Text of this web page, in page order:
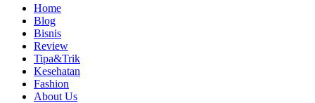
Home
Blog
Bisnis
Review
Tipa&Trik
Kesehatan
Fashion
About Us